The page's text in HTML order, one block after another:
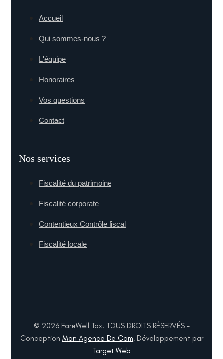
Accueil
Qui sommes-nous ?
L'équipe
Honoraires
Vos questions
Contact
Nos services
Fiscalité du patrimoine
Fiscalité corporate
Contentieux Contrôle fiscal
Fiscalité locale
© 2026 FareWell Tax. TOUS DROITS RÉSERVÉS –
Conception Mon Agence De Com, Développement par
Target Web